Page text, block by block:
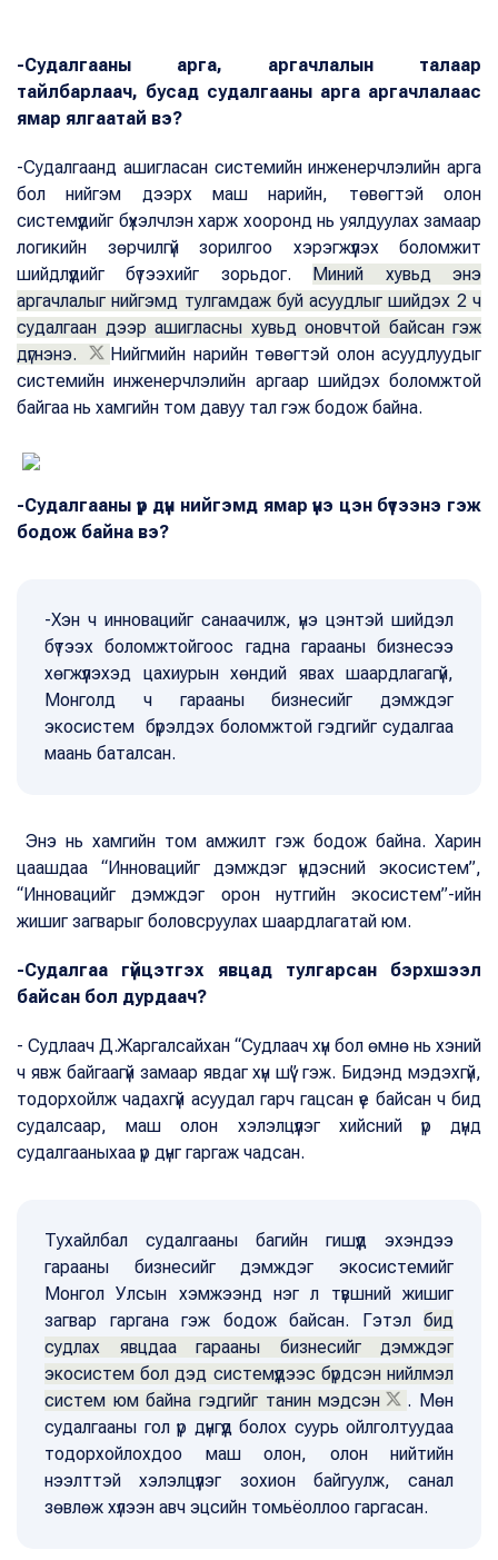
-Судалгааны арга, аргачлалын талаар
тайлбарлаач, бусад судалгааны арга аргачлалаас
ямар ялгаатай вэ?
-Судалгаанд ашигласан системийн инженерчлэлийн арга
бол нийгэм дээрх маш нарийн, төвөгтэй олон
системүүдийг бүхэлчлэн харж хооронд нь уялдуулах замаар
логикийн зөрчилгүй зорилгоо хэрэгжүүлэх боломжит
шийдлүүдийг бүтээхийг зорьдог. Миний хувьд энэ
аргачлалыг нийгэмд тулгамдаж буй асуудлыг шийдэх 2 ч
судалгаан дээр ашигласны хувьд оновчтой байсан гэж
дүгнэнэ.
Нийгмийн нарийн төвөгтэй олон асуудлуудыг
системийн инженерчлэлийн аргаар шийдэх боломжтой
байгаа нь хамгийн том давуу тал гэж бодож байна.
-Судалгааны үр дүн нийгэмд ямар үнэ цэн бүтээнэ гэж
бодож байна вэ?
-Хэн ч инновацийг санаачилж, үнэ цэнтэй шийдэл
бүтээх боломжтойгоос гадна гарааны бизнесээ
хөгжүүлэхэд цахиурын хөндий явах шаардлагагүй,
Монголд ч гарааны бизнесийг дэмждэг
экосистем бүрэлдэх боломжтой гэдгийг судалгаа
маань баталсан.
Энэ нь хамгийн том амжилт гэж бодож байна. Харин
цаашдаа “Инновацийг дэмждэг үндэсний экосистем”,
“Инновацийг дэмждэг орон нутгийн экосистем”-ийн
жишиг загварыг боловсруулах шаардлагатай юм.
-Судалгаа гүйцэтгэх явцад тулгарсан бэрхшээл
байсан бол дурдаач?
- Судлаач Д.Жаргалсайхан “Судлаач хүн бол өмнө нь хэний
ч явж байгаагүй замаар явдаг хүн шүү” гэж. Бидэнд мэдэхгүй,
тодорхойлж чадахгүй асуудал гарч гацсан үе байсан ч бид
судалсаар, маш олон хэлэлцүүлэг хийсний үр дүнд
судалгааныхаа үр дүнг гаргаж чадсан.
Тухайлбал судалгааны багийн гишүүд эхэндээ
гарааны бизнесийг дэмждэг экосистемийг
Монгол Улсын хэмжээнд нэг л түвшний жишиг
загвар гаргана гэж бодож байсан. Гэтэл бид
судлах явцдаа гарааны бизнесийг дэмждэг
экосистем бол дэд системүүдээс бүрдсэн нийлмэл
систем юм байна гэдгийг танин мэдсэн
. Мөн
судалгааны гол үр дүнгүүд болох суурь ойлголтуудаа
тодорхойлохдоо маш олон, олон нийтийн
нээлттэй хэлэлцүүлэг зохион байгуулж, санал
зөвлөж хүлээн авч эцсийн томьёоллоо гаргасан.